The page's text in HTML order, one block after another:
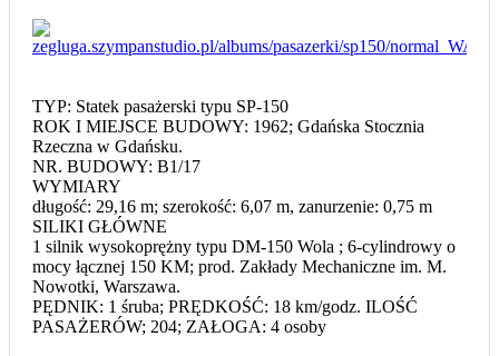
TYP: Statek pasażerski typu SP-150
ROK I MIEJSCE BUDOWY: 1962; Gdańska Stocznia
Rzeczna w Gdańsku.
NR. BUDOWY: B1/17
WYMIARY
długość: 29,16 m; szerokość: 6,07 m, zanurzenie: 0,75 m
SILIKI GŁÓWNE
1 silnik wysokoprężny typu DM-150 Wola ; 6-cylindrowy o
mocy łącznej 150 KM; prod. Zakłady Mechaniczne im. M.
Nowotki, Warszawa.
PĘDNIK: 1 śruba; PRĘDKOŚĆ: 18 km/godz. ILOŚĆ
PASAŻERÓW; 204; ZAŁOGA: 4 osoby